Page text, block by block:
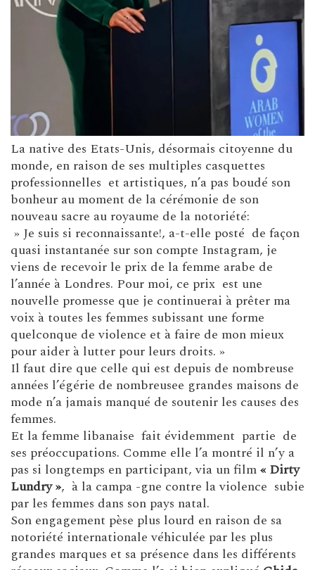
La native des Etats-Unis, désormais citoyenne du
monde, en raison de ses multiples casquettes
professionnelles et artistiques, n’a pas boudé son
bonheur au moment de la cérémonie de son
nouveau sacre au royaume de la notoriété:
» Je suis si reconnaissante!, a-t-elle posté de façon
quasi instantanée sur son compte Instagram, je
viens de recevoir le prix de la femme arabe de
l’année à Londres. Pour moi, ce prix est une
nouvelle promesse que je continuerai à prêter ma
voix à toutes les femmes subissant une forme
quelconque de violence et à faire de mon mieux
pour aider à lutter pour leurs droits. »
Il faut dire que celle qui est depuis de nombreuse
années l’égérie de nombreusee grandes maisons de
mode n’a jamais manqué de soutenir les causes des
femmes.
Et la femme libanaise fait évidemment partie de
ses préoccupations. Comme elle l’a montré il n’y a
pas si longtemps en participant, via un film« Dirty
Lundry », à la campa -gne contre la violence subie
par les femmes dans son pays natal.
Son engagement pèse plus lourd en raison de sa
notoriété internationale véhiculée par les plus
grandes marques et sa présence dans les différents